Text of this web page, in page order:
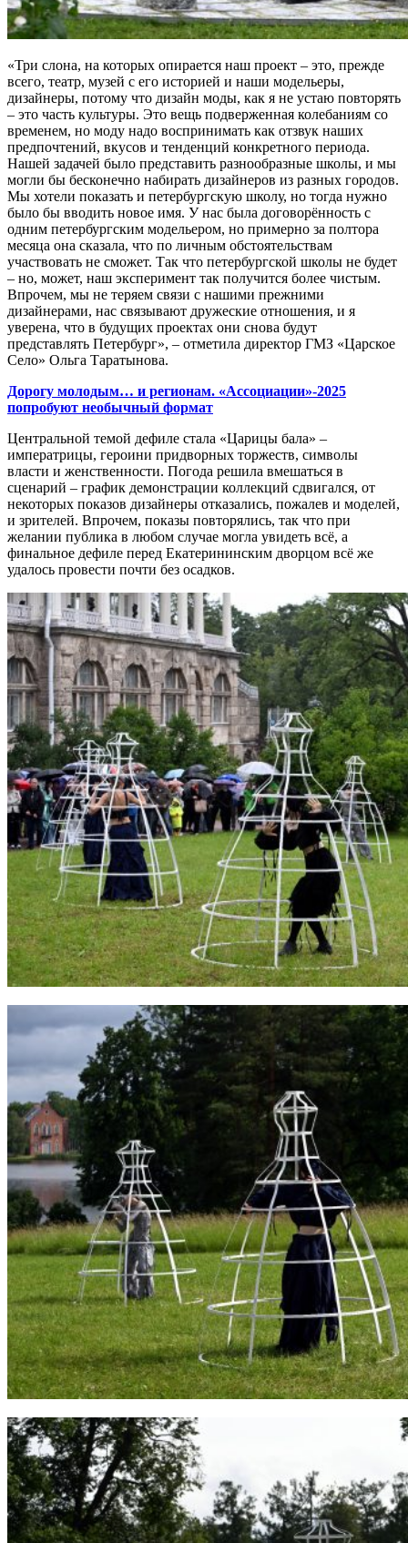
«Три слона, на которых опирается наш проект – это, прежде
всего, театр, музей с его историей и наши модельеры,
дизайнеры, потому что дизайн моды, как я не устаю повторять
– это часть культуры. Это вещь подверженная колебаниям со
временем, но моду надо воспринимать как отзвук наших
предпочтений, вкусов и тенденций конкретного периода.
Нашей задачей было представить разнообразные школы, и мы
могли бы бесконечно набирать дизайнеров из разных городов.
Мы хотели показать и петербургскую школу, но тогда нужно
было бы вводить новое имя. У нас была договорённость с
одним петербургским модельером, но примерно за полтора
месяца она сказала, что по личным обстоятельствам
участвовать не сможет. Так что петербургской школы не будет
– но, может, наш эксперимент так получится более чистым.
Впрочем, мы не теряем связи с нашими прежними
дизайнерами, нас связывают дружеские отношения, и я
уверена, что в будущих проектах они снова будут
представлять Петербург», – отметила директор ГМЗ «Царское
Село» Ольга Таратынова.
Дорогу молодым… и регионам. «Ассоциации»-2025
попробуют необычный формат
Центральной темой дефиле стала «Царицы бала» –
императрицы, героини придворных торжеств, символы
власти и женственности. Погода решила вмешаться в
сценарий – график демонстрации коллекций сдвигался, от
некоторых показов дизайнеры отказались, пожалев и моделей,
и зрителей. Впрочем, показы повторялись, так что при
желании публика в любом случае могла увидеть всё, а
финальное дефиле перед Екатерининским дворцом всё же
удалось провести почти без осадков.